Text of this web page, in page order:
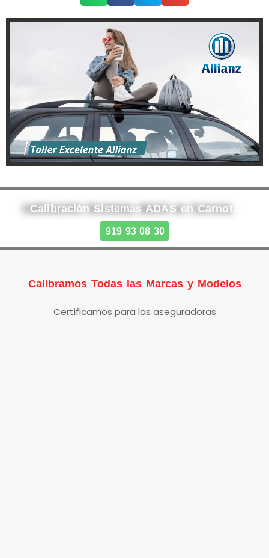
Calibración Sistemas ADAS en Carnota
919 93 08 30
Calibramos Todas las Marcas y Modelos
Certificamos para las aseguradoras